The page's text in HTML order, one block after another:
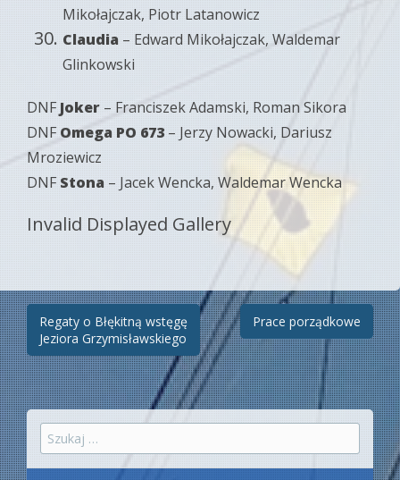
Mikołajczak, Piotr Latanowicz
Claudia – Edward Mikołajczak, Waldemar
Glinkowski
DNF Joker – Franciszek Adamski, Roman Sikora
DNF Omega PO 673– Jerzy Nowacki, Dariusz
Mroziewicz
DNF Stona – Jacek Wencka, Waldemar Wencka
Invalid Displayed Gallery
Zobacz
wpisy
Regaty o Błękitną wstęgę
Jeziora Grzymisławskiego
Prace porządkowe
Szukaj: